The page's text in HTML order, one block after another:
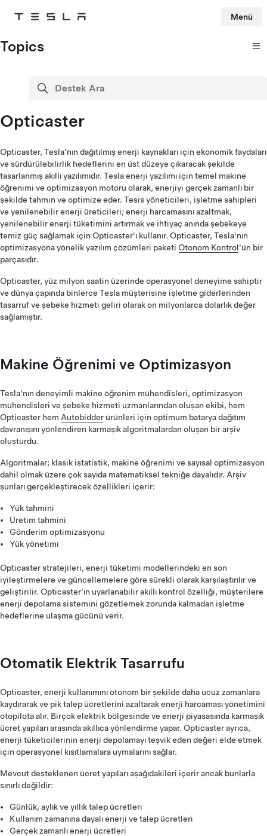
Tesla Menü
Topics
Destek Ara
ara
Opticaster
Opticaster, Tesla'nın dağıtılmış enerji kaynakları için ekonomik faydaları
ve sürdürülebilirlik hedeflerini en üst düzeye çıkaracak şekilde
tasarlanmış akıllı yazılımıdır. Tesla enerji yazılımı için temel makine
öğrenimi ve optimizasyon motoru olarak, enerjiyi gerçek zamanlı bir
şekilde tahmin ve optimize eder. Tesis yöneticileri, işletme sahipleri
ve yenilenebilir enerji üreticileri; enerji harcamasını azaltmak,
yenilenebilir enerji tüketimini artırmak ve ihtiyaç anında şebekeye
temiz güç sağlamak için Opticaster'ı kullanır. Opticaster, Tesla'nın
optimizasyona yönelik yazılım çözümleri paketi Otonom Kontrol'ün bir
parçasıdır.
Opticaster, yüz milyon saatin üzerinde operasyonel deneyime sahiptir
ve dünya çapında binlerce Tesla müşterisine işletme giderlerinden
tasarruf ve şebeke hizmeti geliri olarak on milyonlarca dolarlık değer
sağlamıştır.
Makine Öğrenimi ve Optimizasyon
Tesla'nın deneyimli makine öğrenim mühendisleri, optimizasyon
mühendisleri ve şebeke hizmeti uzmanlarından oluşan ekibi, hem
Opticaster hem Autobidder ürünleri için optimum batarya dağıtım
davranışını yönlendiren karmaşık algoritmalardan oluşan bir arşiv
oluşturdu.
Algoritmalar; klasik istatistik, makine öğrenimi ve sayısal optimizasyon
dahil olmak üzere çok sayıda matematiksel tekniğe dayalıdır. Arşiv
şunları gerçekleştirecek özellikleri içerir:
Yük tahmini
Üretim tahmini
Gönderim optimizasyonu
Yük yönetimi
Opticaster stratejileri, enerji tüketimi modellerindeki en son
iyileştirmelere ve güncellemelere göre sürekli olarak karşılaştırılır ve
geliştirilir. Opticaster'ın uyarlanabilir akıllı kontrol özelliği, müşterilere
enerji depolama sistemini gözetlemek zorunda kalmadan işletme
hedeflerine ulaşma gücünü verir.
Otomatik Elektrik Tasarrufu
Opticaster, enerji kullanımını otonom bir şekilde daha ucuz zamanlara
kaydırarak ve pik talep ücretlerini azaltarak enerji harcaması yönetimini
otopilota alır. Birçok elektrik bölgesinde ve enerji piyasasında karmaşık
ücret yapıları arasında akıllıca yönlendirme yapar. Opticaster ayrıca,
enerji tüketicilerinin enerji depolamayı teşvik eden değeri elde etmek
için operasyonel kısıtlamalara uymalarını sağlar.
Mevcut desteklenen ücret yapıları aşağıdakileri içerir ancak bunlarla
sınırlı değildir:
Günlük, aylık ve yıllık talep ücretleri
Kullanım zamanına dayalı enerji ve talep ücretleri
Gerçek zamanlı enerji ücretleri